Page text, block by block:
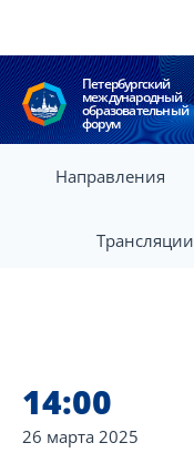
Петербургский
международный
образовательный
форум
Направления
Трансляции
14:00
26 марта 2025